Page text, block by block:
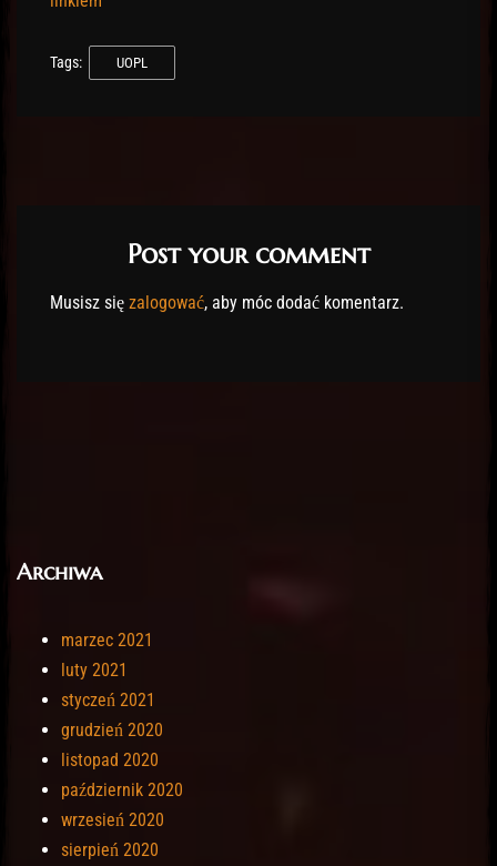
Tags: UOPL
Post your comment
Musisz się zalogować, aby móc dodać komentarz.
Archiwa
marzec 2021
luty 2021
styczeń 2021
grudzień 2020
listopad 2020
październik 2020
wrzesień 2020
sierpień 2020